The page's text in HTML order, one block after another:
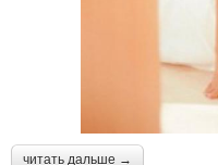
читать дальше →